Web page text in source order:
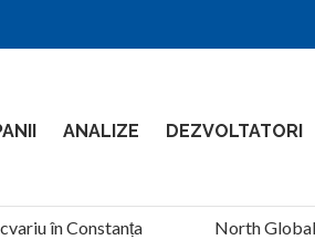
ANALIZE DEZVOLTATORI
în Constanța North Global